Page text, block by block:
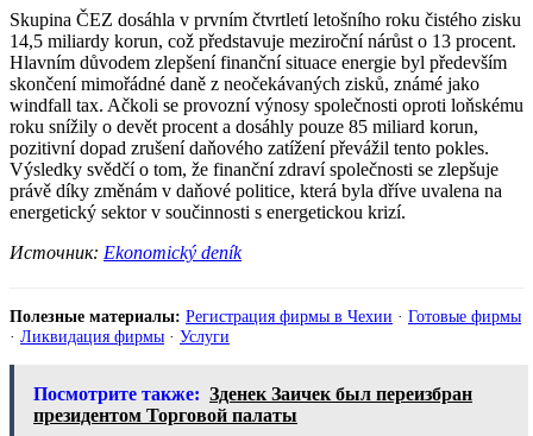
Skupina ČEZ dosáhla v prvním čtvrtletí letošního roku čistého zisku
14,5 miliardy korun, což představuje meziroční nárůst o 13 procent.
Hlavním důvodem zlepšení finanční situace energie byl především
skončení mimořádné daně z neočekávaných zisků, známé jako
windfall tax. Ačkoli se provozní výnosy společnosti oproti loňskému
roku snížily o devět procent a dosáhly pouze 85 miliard korun,
pozitivní dopad zrušení daňového zatížení převážil tento pokles.
Výsledky svědčí o tom, že finanční zdraví společnosti se zlepšuje
právě díky změnám v daňové politice, která byla dříve uvalena na
energetický sektor v součinnosti s energetickou krizí.
Источник: Ekonomický deník
Полезные материалы: Регистрация фирмы в Чехии · Готовые фирмы
· Ликвидация фирмы · Услуги
Посмотрите также: Зденек Заичек был переизбран
президентом Торговой палаты